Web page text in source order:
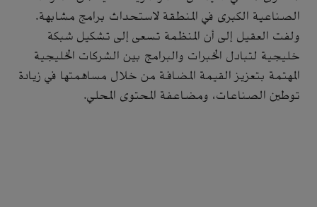
الصناعية الكبرى في المنطقة لاستحداث برامج مشابهة.
ولفت العقيل إلى أن المنظمة تسعى إلى تشكيل شبكة
خليجية لتبادل الخبرات والبرامج بين الشركات الخليجية
المهتمة بتعزيز القيمة المضافة من خلال مساهمتها في زيادة
توطين الصناعات، ومضاعفة المحتوى المحلي.